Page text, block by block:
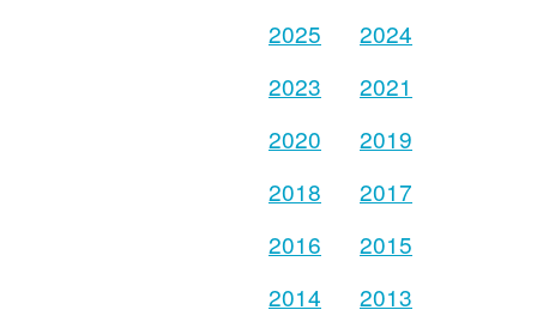
2025
2024
2023
2021
2020
2019
2018
2017
2016
2015
2014
2013